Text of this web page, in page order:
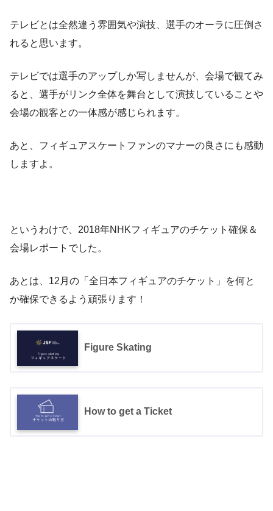
テレビとは全然違う雰囲気や演技、選手のオーラに圧倒さ
れると思います。
テレビでは選手のアップしか写しませんが、会場で観てみ
ると、選手がリンク全体を舞台として演技していることや
会場の観客との一体感が感じられます。
あと、フィギュアスケートファンのマナーの良さにも感動
しますよ。
というわけで、2018年NHKフィギュアのチケット確保＆
会場レポートでした。
あとは、12月の「全日本フィギュアのチケット」を何と
か確保できるよう頑張ります！
Figure Skating
How to get a Ticket